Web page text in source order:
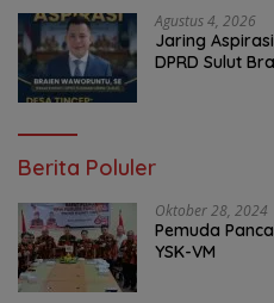
Agustus 4, 2026
Jaring
DPRD Sulut
Berita Poluler
Oktober 28, 2024
Pemuda
YSK-VM